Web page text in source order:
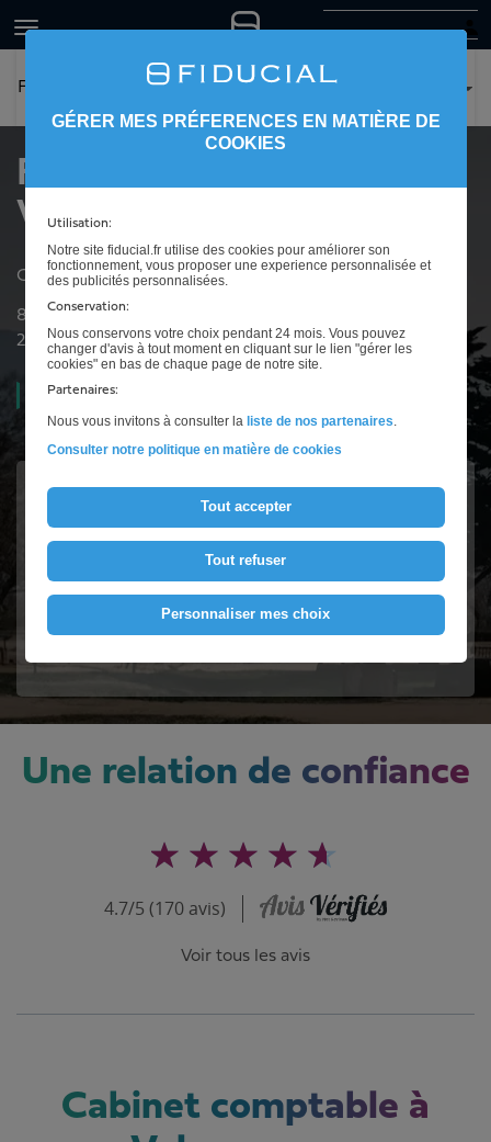
FIDUCIAL Expertise Valence
FIDUCIAL Expertise
Valence
Cabinet d'expertise comptable à Valence
83 rue Pierre Corneille
26000 Valence
Ouvert
Intéressé(e) ?
Contactez-nous
Une relation de confiance
4.7/5 (170 avis)
Voir tous les avis
Cabinet comptable à
GÉRER MES PRÉFERENCES EN MATIÈRE DE
COOKIES
Utilisation:
Notre site fiducial.fr utilise des cookies pour améliorer son
fonctionnement, vous proposer une experience personnalisée et
des publicités personnalisées.
Conservation:
Nous conservons votre choix pendant 24 mois. Vous pouvez
changer d'avis à tout moment en cliquant sur le lien "gérer les
cookies" en bas de chaque page de notre site.
Partenaires:
Nous vous invitons à consulter la liste de nos partenaires.
Consulter notre politique en matière de cookies
Tout accepter
Tout refuser
Personnaliser mes choix